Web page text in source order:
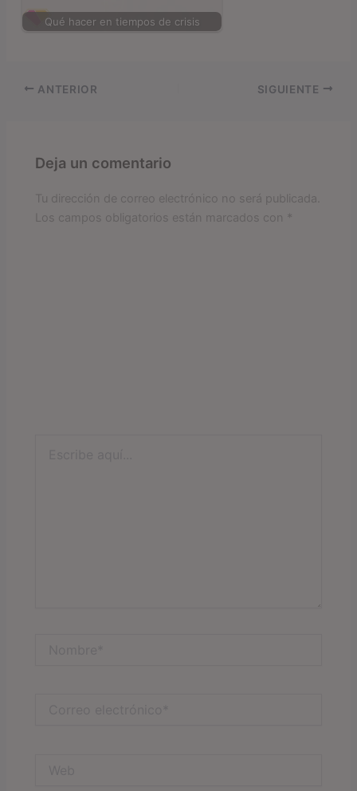
Qué hacer en tiempos de crisis
ANTERIOR SIGUIENTE
Deja un comentario
Tu dirección de correo electrónico no será publicada.
Los campos obligatorios están marcados con *